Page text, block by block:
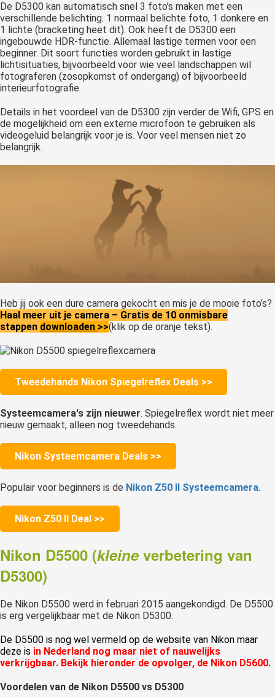
De D5300 kan automatisch snel 3 foto’s maken met een
verschillende belichting. 1 normaal belichte foto, 1 donkere en
1 lichte (bracketing heet dit). Ook heeft de D5300 een
ingebouwde HDR-functie. Allemaal lastige termen voor een
beginner. Dit soort functies worden gebruikt in lastige
lichtisituaties, bijvoorbeeld voor wie veel landschappen wil
fotograferen (zosopkomst of ondergang) of bijvoorbeeld
interieurfotografie.
Details in het voordeel van de D5300 zijn verder de Wifi, GPS en
de mogelijkheid om een externe microfoon te gebruiken als
videogeluid belangrijk voor je is. Voor veel mensen niet zo
belangrijk.
Heb jij ook een dure camera gekocht en mis je de mooie foto’s?
Haal meer uit je camera – Gratis de 10 onmisbare
stappen downloaden >>(klik op de oranje tekst).
Tweedehands Nikon Spiegelreflex Deals >>
Systeemcamera's zijn nieuwer. Spiegelreflex wordt niet meer
nieuw gemaakt, alleen nog tweedehands.
Nikon Systeemcamera Deals >>
Populair voor beginners is de Nikon Z50 II Systeemcamera.
Nikon Z50 II Deal >>
Nikon D5500 (kleineverbetering van
D5300)
De Nikon D5500 werd in februari 2015 aangekondigd. De D5500
is erg vergelijkbaar met de Nikon D5300.
De D5500 is nog wel vermeld op de website van Nikon maar
deze is in Nederland nog maar niet of nauwelijks
verkrijgbaar. Bekijk hieronder de opvolger, de Nikon D5600.
Voordelen van de Nikon D5500 vs D5300